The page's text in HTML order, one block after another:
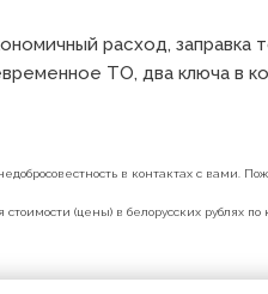
расход, заправка
ТО, два ключа в
в контактах с вами.
(цены) в белорусских рублях